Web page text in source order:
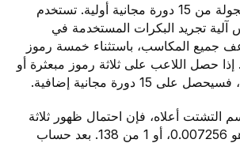
مكافأة. تتكون هذه الجولة من 15 دورة مجانية أولية. تستخدم
آلية تجريد البكرات المستخدمة في
جميع المكاسب، باستثناء خمسة رموز
إذا حصل اللاعب على ثلاثة رموز مبعثرة أو
دورة مجانية إضافية.
أعلاه، فإن احتمال ظهور ثلاثة
رموز تشتت أو أكثر هو 0.007256، أو 1 من 138. بعد حساب